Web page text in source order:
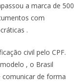
a marca de 500
com
.
civil pelo CPF.
modelo , o Brasil
comunicar de forma